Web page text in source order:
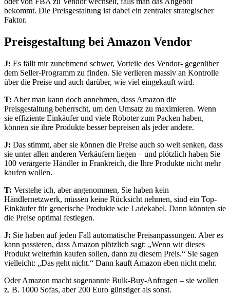
bekommt. Die Preisgestaltung ist dabei ein zentraler strategischer
Faktor.
Preisgestaltung bei Amazon Vendor
J: Es fällt mir zunehmend schwer, Vorteile des Vendor- gegenüber
dem Seller-Programm zu finden. Sie verlieren massiv an Kontrolle
über die Preise und auch darüber, wie viel eingekauft wird.
T: Aber man kann doch annehmen, dass Amazon die
Preisgestaltung beherrscht, um den Umsatz zu maximieren. Wenn
sie effiziente Einkäufer und viele Roboter zum Packen haben,
können sie ihre Produkte besser bepreisen als jeder andere.
J: Das stimmt, aber sie können die Preise auch so weit senken, dass
sie unter allen anderen Verkäufern liegen – und plötzlich haben Sie
100 verärgerte Händler in Frankreich, die Ihre Produkte nicht mehr
kaufen wollen.
T: Verstehe ich, aber angenommen, Sie haben kein
Händlernetzwerk, müssen keine Rücksicht nehmen, sind ein Top-
Einkäufer für generische Produkte wie Ladekabel. Dann könnten sie
die Preise optimal festlegen.
J: Sie haben auf jeden Fall automatische Preisanpassungen. Aber es
kann passieren, dass Amazon plötzlich sagt: „Wenn wir dieses
Produkt weiterhin kaufen sollen, dann zu diesem Preis.“ Sie sagen
vielleicht: „Das geht nicht.“ Dann kauft Amazon eben nicht mehr.
Oder Amazon macht sogenannte Bulk-Buy-Anfragen – sie wollen
z. B. 1000 Sofas, aber 200 Euro günstiger als sonst.